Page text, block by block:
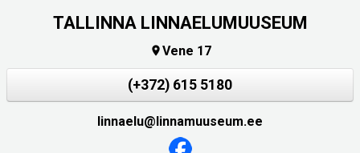
TALLINNA LINNAELUMUUSEUM
Vene 17
(+372) 615 5180
linnaelu@linnamuuseum.ee